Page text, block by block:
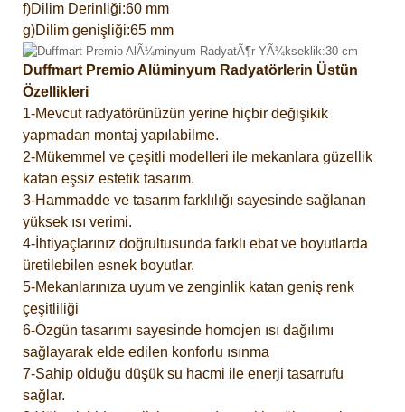
f)Dilim Derinliği:60 mm
g)Dilim genişliği:65 mm
Duffmart Premio Alüminyum Radyatörlerin Üstün
Özellikleri
1-Mevcut radyatörünüzün yerine hiçbir değişikik
yapmadan montaj yapılabilme.
2-Mükemmel ve çeşitli modelleri ile mekanlara güzellik
katan eşsiz estetik tasarım.
3-Hammadde ve tasarım farklılığı sayesinde sağlanan
yüksek ısı verimi.
4-İhtiyaçlarınız doğrultusunda farklı ebat ve boyutlarda
üretilebilen esnek boyutlar.
5-Mekanlarınıza uyum ve zenginlik katan geniş renk
çeşitliliği
6-Özgün tasarımı sayesinde homojen ısı dağılımı
sağlayarak elde edilen konforlu ısınma
7-Sahip olduğu düşük su hacmi ile enerji tasarrufu
sağlar.